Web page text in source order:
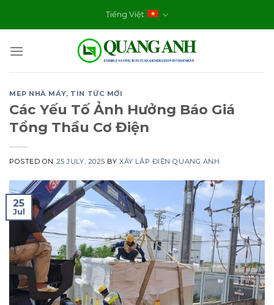
Tiếng Việt
MEP NHÀ MÁY, TIN TỨC MỚI
Các Yếu Tố Ảnh Hưởng Báo Giá
Tổng Thầu Cơ Điện
POSTED ON 25 JULY, 2025 BYXÂY LẮP ĐIỆN QUANG ANH
25
Jul